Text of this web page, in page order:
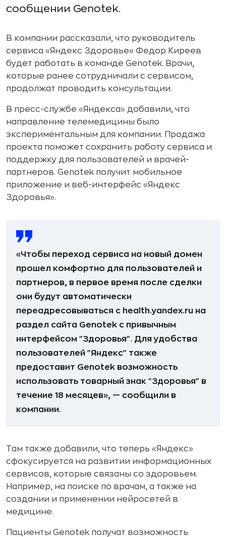
сообщении Genotek.
В компании рассказали, что руководитель
сервиса «Яндекс Здоровье» Федор Киреев
будет работать в команде Genotek. Врачи,
которые ранее сотрудничали с сервисом,
продолжат проводить консультации.
В пресс-службе «Яндекса» добавили, что
направление телемедицины было
экспериментальным для компании. Продажа
проекта поможет сохранить работу сервиса и
поддержку для пользователей и врачей-
партнеров. Genotek получит мобильное
приложение и веб-интерфейс «Яндекс
Здоровья».
«Чтобы переход сервиса на новый домен
прошел комфортно для пользователей и
партнеров, в первое время после сделки
они будут автоматически
переадресовываться с health.yandex.ru на
раздел сайта Genotek с привычным
интерфейсом "Здоровья". Для удобства
пользователей "Яндекс" также
предоставит Genotek возможность
использовать товарный знак "Здоровья" в
течение 18 месяцев», — сообщили в
компании.
Там также добавили, что теперь «Яндекс»
сфокусируется на развитии информационных
сервисов, которые связаны со здоровьем.
Например, на поиске по врачам, а также на
создании и применении нейросетей в
медицине.
Пациенты Genotek получат возможность